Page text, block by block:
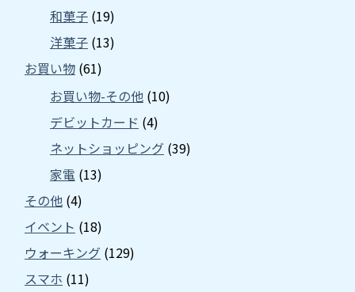
和菓子 (19)
洋菓子 (13)
お買い物 (61)
お買い物-その他 (10)
デビットカード (4)
ネットショッピング (39)
家電 (13)
その他 (4)
イベント (18)
ウォーキング (129)
スマホ (11)